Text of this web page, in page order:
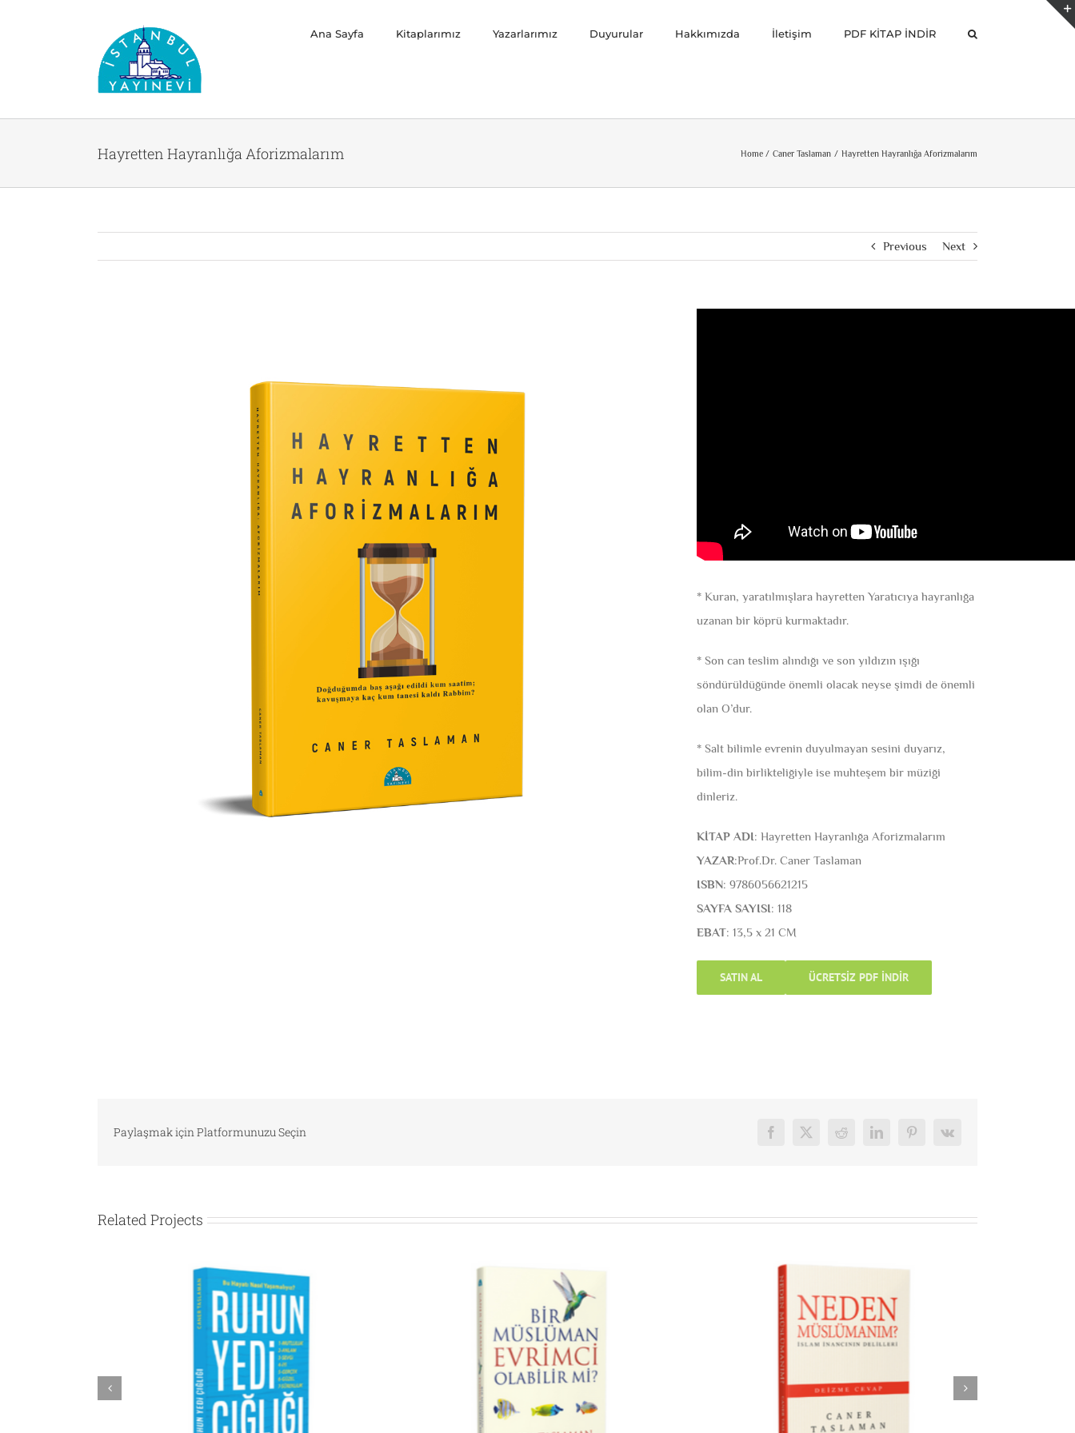
Ana Sayfa Kitaplarımız Yazarlarımız Duyurular Hakkımızda İletişim PDF KİTAP İNDİR
Hayretten Hayranlığa Aforizmalarım Home Caner Taslaman Hayretten Hayranlığa Aforizmalarım
Previous Next
* Kuran, yaratılmışlara hayretten Yaratıcıya hayranlığa
uzanan bir köprü kurmaktadır.
* Son can teslim alındığı ve son yıldızın ışığı
söndürüldüğünde önemli olacak neyse şimdi de önemli
olan O’dur.
* Salt bilimle evrenin duyulmayan sesini duyarız,
bilim-din birlikteliğiyle ise muhteşem bir müziği
dinleriz.
KİTAP ADI: Hayretten Hayranlığa Aforizmalarım
YAZAR:Prof.Dr. Caner Taslaman
ISBN: 9786056621215
SAYFA SAYISI: 118
EBAT: 13,5 x 21 CM
SATIN AL ÜCRETSİZ PDF İNDİR
Paylaşmak için Platformunuzu Seçin Facebook
X Reddit LinkedInPinterest
Vk
Related Projects